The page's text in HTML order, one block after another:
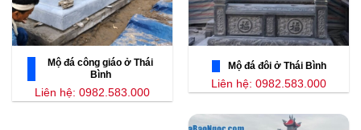
Mộ đá công giáo ở Thái
Bình
Liên hệ: 0982.583.000
Mộ đá đôi ở Thái Bình
Liên hệ: 0982.583.000